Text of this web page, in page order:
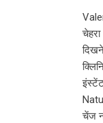
चेंज